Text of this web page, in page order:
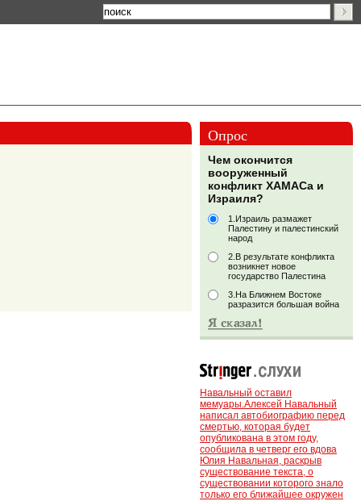
Опрос
Чем окончится
вооруженный
конфликт ХАМАСа и
Израиля?
1.Израиль размажет
Палестину и палестинский
народ
2.В результате конфликта
возникнет новое
государство Палестина
3.На Ближнем Востоке
разразится большая война
Навальный оставил
мемуары.Алексей Навальный
написал автобиографию перед
смертью, которая будет
опубликована в этом году,
сообщила в четверг его вдова
Юлия Навальная, раскрыв
существование текста, о
существовании которого знало
только его ближайшее окружен